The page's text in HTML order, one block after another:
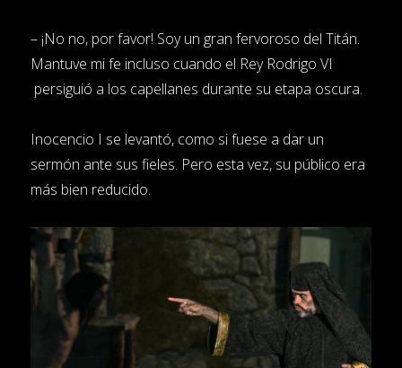
– ¡No no, por favor! Soy un gran fervoroso del Titán.
Mantuve mi fe incluso cuando el Rey Rodrigo VI
persiguió a los capellanes durante su etapa oscura.
Inocencio I se levantó, como si fuese a dar un
sermón ante sus fieles. Pero esta vez, su público era
más bien reducido.